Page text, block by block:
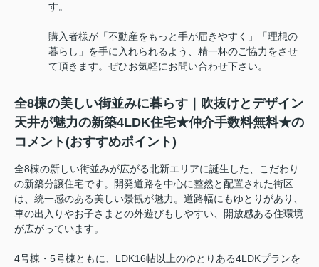
す。
購入者様が「不動産をもっと手が届きやすく」「理想の
暮らし」を手に入れられるよう、精一杯のご協力をさせ
て頂きます。ぜひお気軽にお問い合わせ下さい。
全8棟の美しい街並みに暮らす｜吹抜けとデザイン
天井が魅力の新築4LDK住宅★仲介手数料無料★の
コメント(おすすめポイント)
全8棟の新しい街並みが広がる北新エリアに誕生した、こだわり
の新築分譲住宅です。開発道路を中心に整然と配置された街区
は、統一感のある美しい景観が魅力。道路幅にもゆとりがあり、
車の出入りやお子さまとの外遊びもしやすい、開放感ある住環境
が広がっています。
4号棟・5号棟ともに、LDK16帖以上のゆとりある4LDKプランを